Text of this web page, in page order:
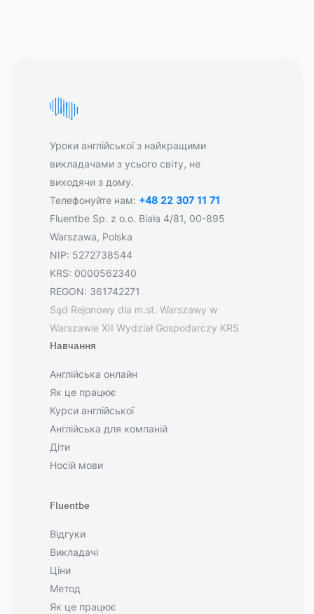
Уроки англійської з найкращими
викладачами з усього світу, не
виходячи з дому.
Телефонуйте нам: +48 22 307 11 71
Fluentbe Sp. z o.o. Biała 4/81, 00-895
Warszawa, Polska
NIP: 5272738544
KRS: 0000562340
REGON: 361742271
Sąd Rejonowy dla m.st. Warszawy w
Warszawie XII Wydział Gospodarczy KRS
Навчання
Англійська онлайн
Як це працює
Курси англійської
Англійська для компаній
Діти
Носій мови
Fluentbe
Відгуки
Викладачі
Ціни
Метод
Як це працює